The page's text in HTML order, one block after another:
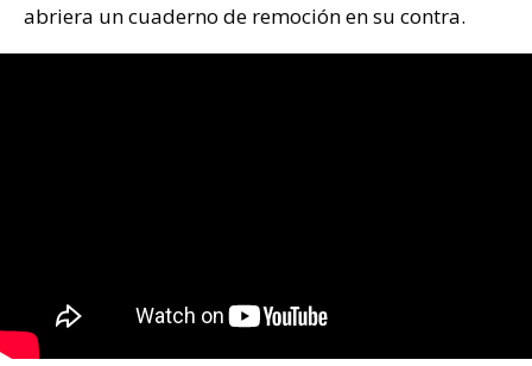
abriera un cuaderno de remoción en su contra.